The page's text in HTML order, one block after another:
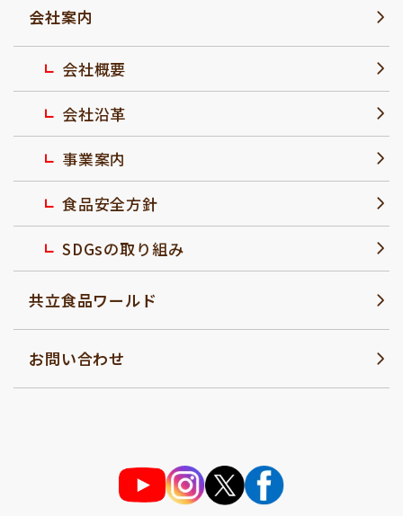
会社案内
会社概要
会社沿革
事業案内
食品安全方針
SDGsの取り組み
共立食品ワールド
お問い合わせ